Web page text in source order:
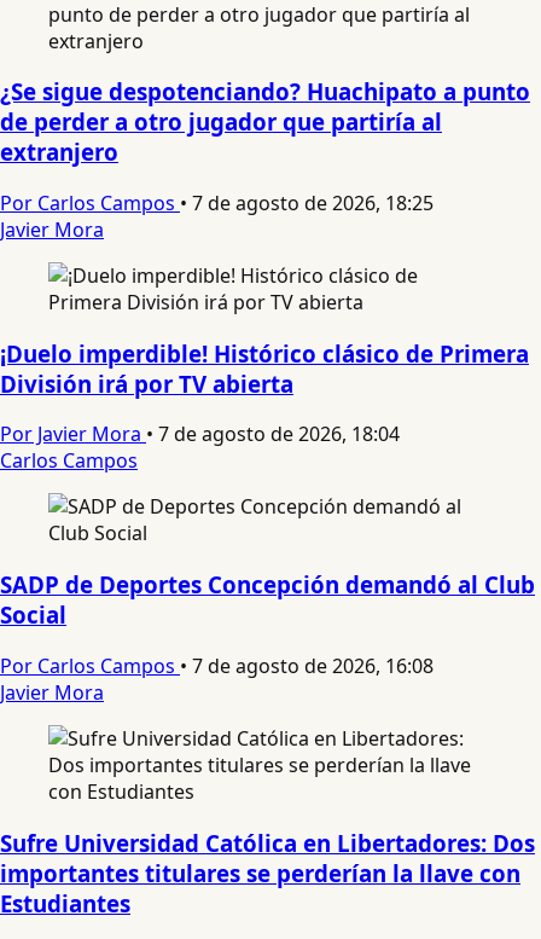
¿Se sigue despotenciando? Huachipato a punto
de perder a otro jugador que partiría al
extranjero
Por Carlos Campos • 7 de agosto de 2026, 18:25
Javier Mora
¡Duelo imperdible! Histórico clásico de Primera
División irá por TV abierta
Por Javier Mora • 7 de agosto de 2026, 18:04
Carlos Campos
SADP de Deportes Concepción demandó al Club
Social
Por Carlos Campos • 7 de agosto de 2026, 16:08
Javier Mora
Sufre Universidad Católica en Libertadores: Dos
importantes titulares se perderían la llave con
Estudiantes